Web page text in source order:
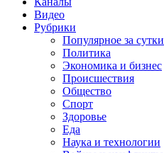
Видео
Рубрики
Популярное за сутки
Политика
Экономика и бизнес
Происшествия
Общество
Спорт
Здоровье
Еда
Наука и технологии